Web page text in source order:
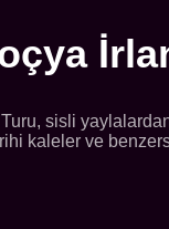
sisli
kaleler ve